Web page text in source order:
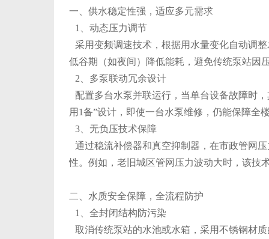
一、供水稳定性强，适应多元需求
1、动态压力调节
采用变频调速技术，根据用水量变化自动调
低谷期（如夜间）降低能耗，避免传统泵站因
2、多泵联动冗余设计
配置多台水泵并联运行，当单台设备故障时
用1备”设计，即使一台水泵维修，仍能保障全
3、无负压技术保障
通过稳流补偿器和真空抑制器，在市政管网
性。例如，老旧城区管网压力波动大时，该技
二、水质安全保障，全流程防护
1、全封闭结构防污染
取消传统泵站的水池或水箱，采用不锈钢材